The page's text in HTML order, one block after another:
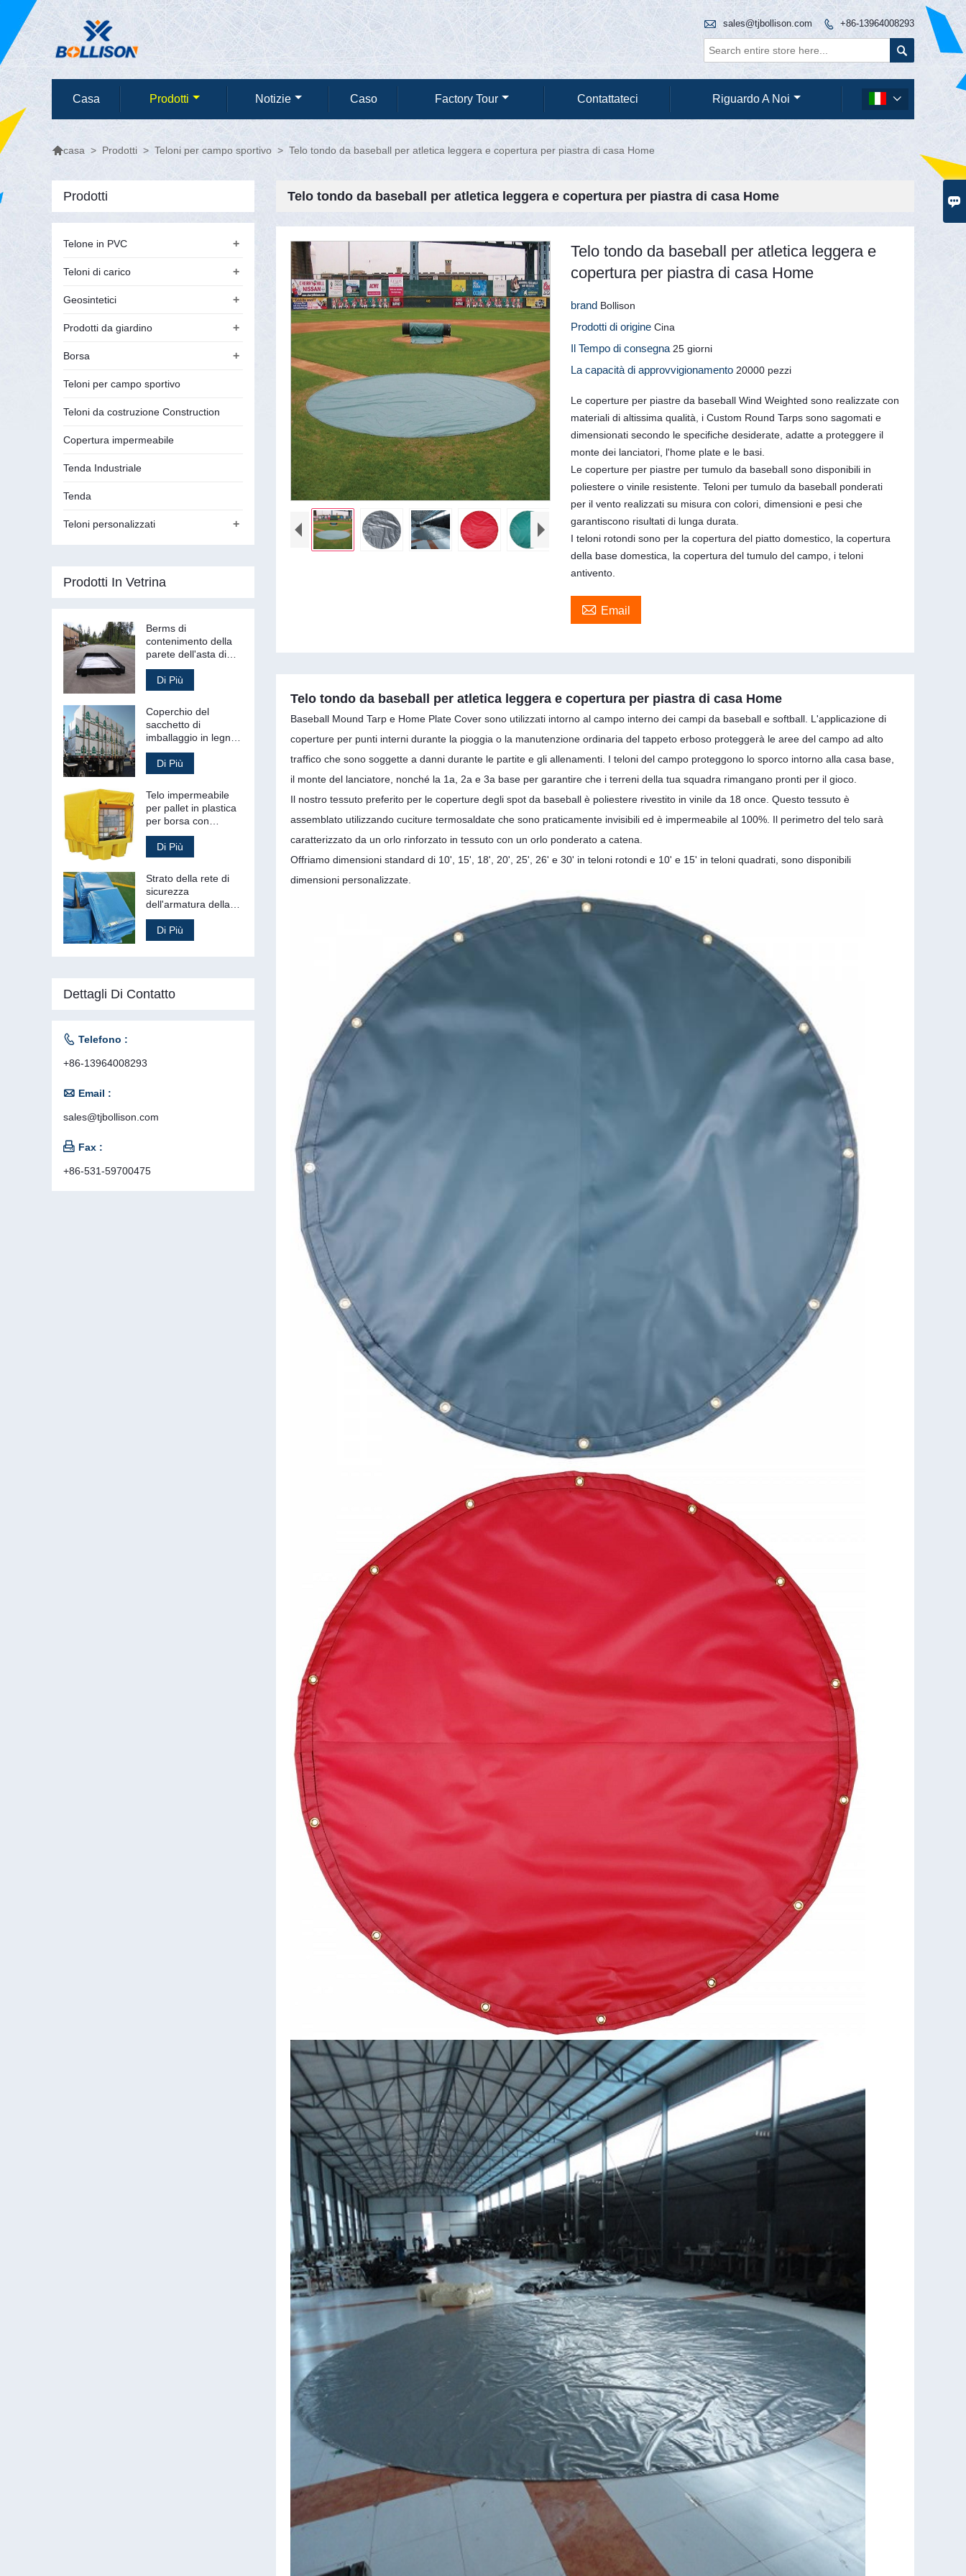

 sales@tjbollison.com  +86-13964008293

Casa Prodotti Notizie Caso Factory Tour Contattateci Riguardo A Noi 
casa > Prodotti > Teloni per campo sportivo > Telo tondo da baseball per atletica leggera e copertura per piastra di casa Home
Telo tondo da baseball per atletica leggera e copertura per piastra di casa Home
Telo tondo da baseball per atletica leggera e
copertura per piastra di casa Home
brand Bollison
Prodotti di origineCina
Il Tempo di consegna 25 giorni
La capacità di approvvigionamento 20000 pezzi
Le coperture per piastre da baseball Wind Weighted sono realizzate con
materiali di altissima qualità, i Custom Round Tarps sono sagomati e
dimensionati secondo le specifiche desiderate, adatte a proteggere il
monte dei lanciatori, l'home plate e le basi.
Le coperture per piastre per tumulo da baseball sono disponibili in
poliestere o vinile resistente. Teloni per tumulo da baseball ponderati
per il vento realizzati su misura con colori, dimensioni e pesi che
garantiscono risultati di lunga durata.
I teloni rotondi sono per la copertura del piatto domestico, la copertura
della base domestica, la copertura del tumulo del campo, i teloni
antivento.
 Email
Telo tondo da baseball per atletica leggera e copertura per piastra di casa Home
Baseball Mound Tarp e Home Plate Cover sono utilizzati intorno al campo interno dei campi da baseball e softball. L'applicazione di
coperture per punti interni durante la pioggia o la manutenzione ordinaria del tappeto erboso proteggerà le aree del campo ad alto
traffico che sono soggette a danni durante le partite e gli allenamenti. I teloni del campo proteggono lo sporco intorno alla casa base,
il monte del lanciatore, nonché la 1a, 2a e 3a base per garantire che i terreni della tua squadra rimangano pronti per il gioco.
Il nostro tessuto preferito per le coperture degli spot da baseball è poliestere rivestito in vinile da 18 once. Questo tessuto è
assemblato utilizzando cuciture termosaldate che sono praticamente invisibili ed è impermeabile al 100%. Il perimetro del telo sarà
caratterizzato da un orlo rinforzato in tessuto con un orlo ponderato a catena.
Offriamo dimensioni standard di 10', 15', 18', 20', 25', 26' e 30' in teloni rotondi e 10' e 15' in teloni quadrati, sono disponibili
dimensioni personalizzate.
Prodotti
+
Telone in PVC
+
Teloni di carico
+
Geosintetici
+
Prodotti da giardino
+
Borsa
Teloni per campo sportivo
Teloni da costruzione Construction
Copertura impermeabile
Tenda Industriale
Tenda
+
Teloni personalizzati
Prodotti In Vetrina
Berms di
contenimento della
parete dell'asta di
fuoriuscita della
gestione dei rifiuti
secondari
Di Più
Coperchio del
sacchetto di
imballaggio in legno
del sacchetto di
legname tessuto PE
stampato
Di Più
Telo impermeabile
per pallet in plastica
per borsa con
copertura per pallet
in tela cerata in PVC
Di Più
Strato della rete di
sicurezza
dell'armatura della
costruzione a prova
di fuoco del PVC di
plastica
Di Più
Dettagli Di Contatto
 Telefono :
+86-13964008293
 Email :
sales@tjbollison.com
 Fax :
+86-531-59700475